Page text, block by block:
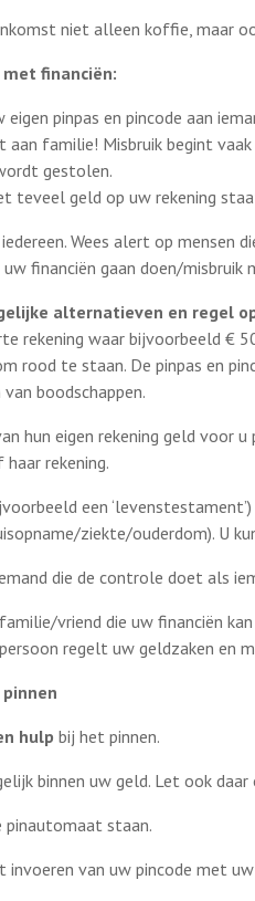
niet alleen koffie, maar
financiën:
eigen pinpas en pincode aan
aan familie! Misbruik begint
gestolen.
teveel geld op uw rekening
Wees alert op mensen
financiën gaan doen/misbruik
alternatieven en regel
rekening waar bijvoorbeeld €
rood te staan. De pinpas en
boodschappen.
hun eigen rekening geld voor
rekening.
een
ziekte/ouderdom). U
die de controle doet als
vriend die uw financiën
regelt uw geldzaken en
hulp bij het pinnen.
binnen uw geld. Let ook
pinautomaat staan.
invoeren van uw pincode met